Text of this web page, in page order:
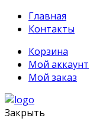
Главная
Контакты
Корзина
Мой аккаунт
Мой заказ
Закрыть